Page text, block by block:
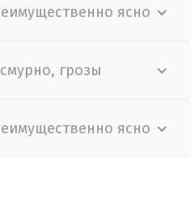
ясно
грозы
ясно